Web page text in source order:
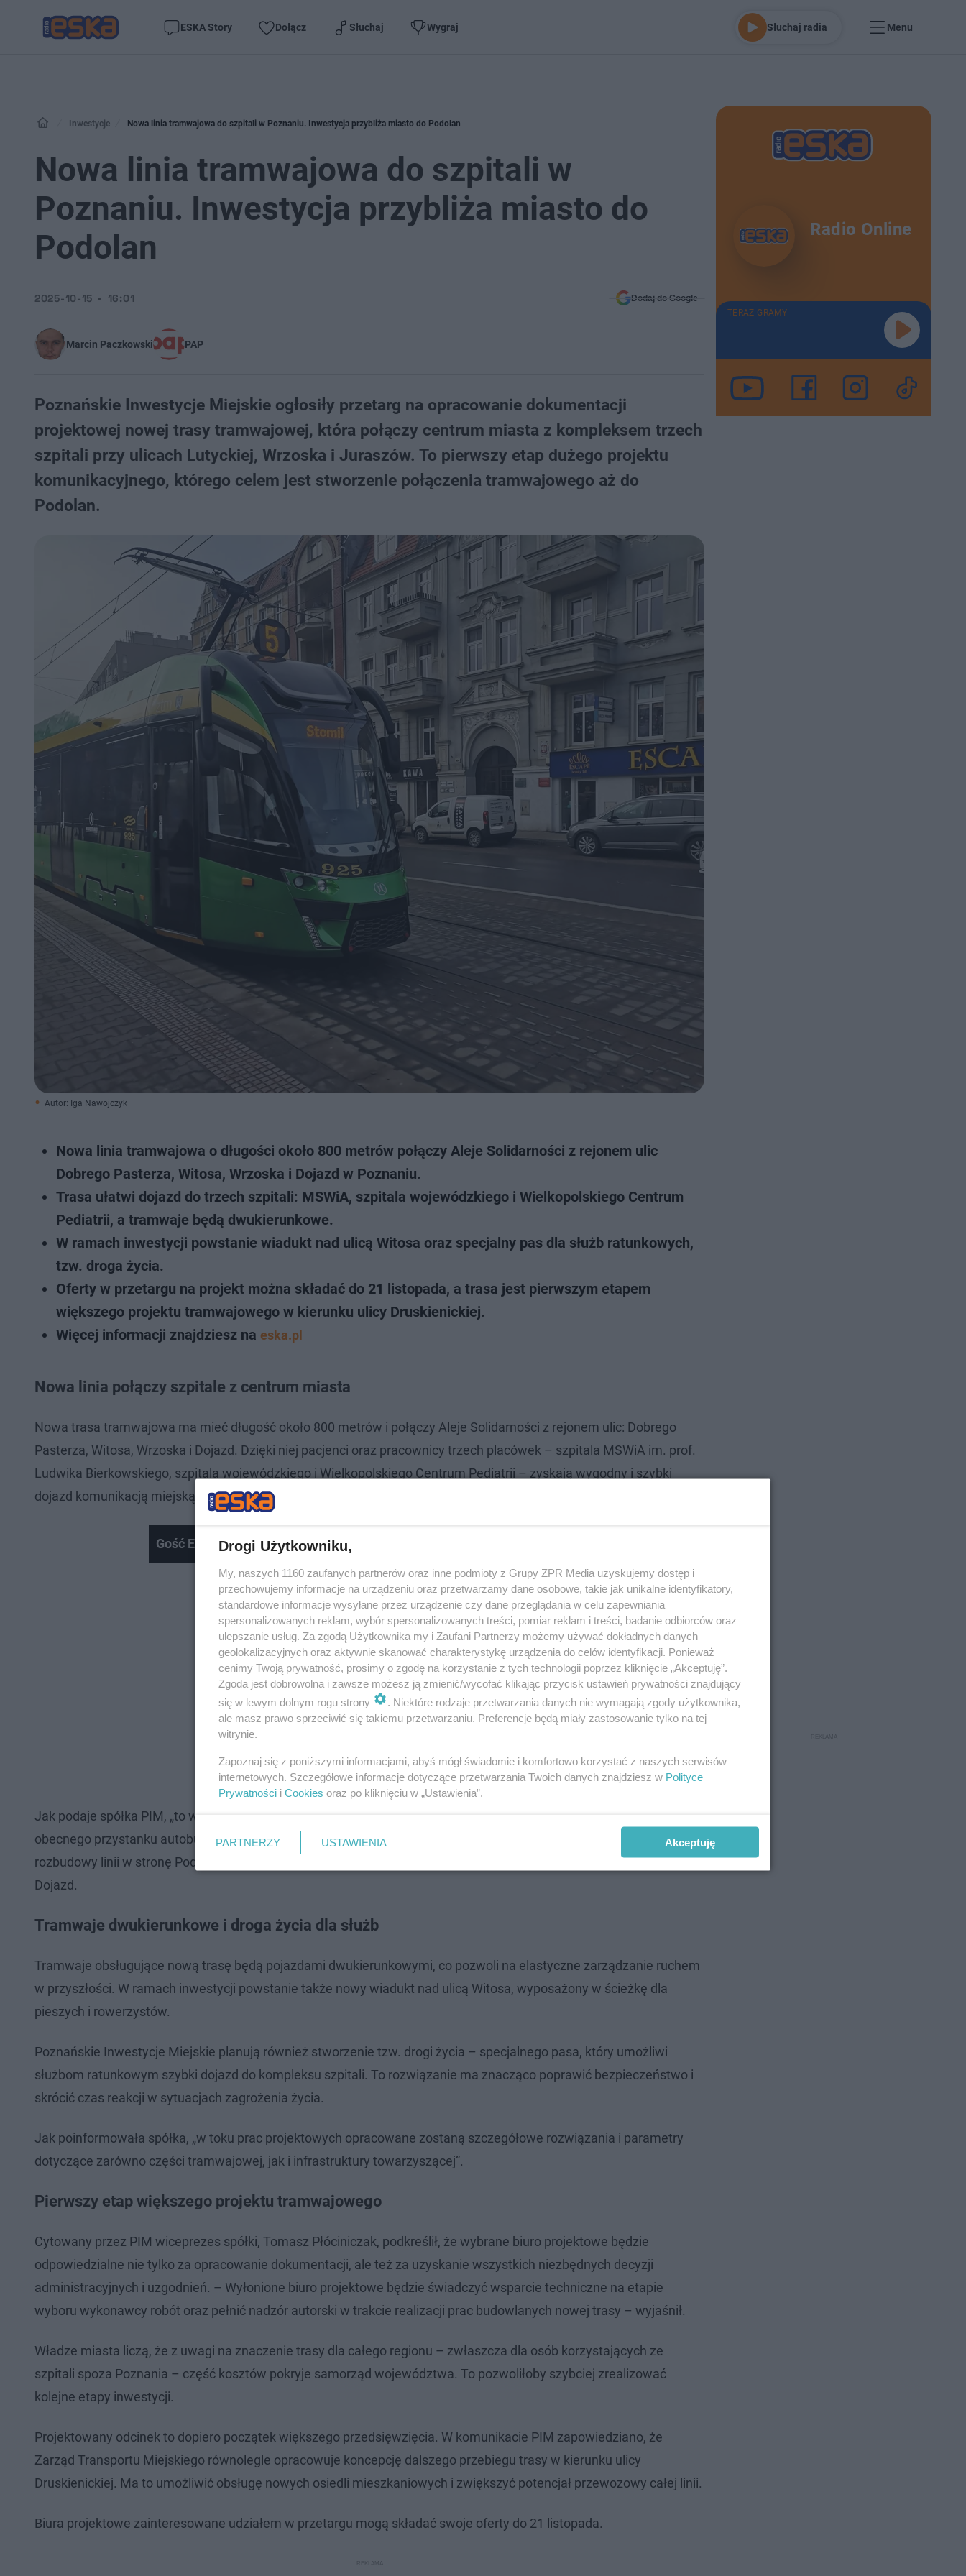
ESKA Story Dołącz Słuchaj Wygraj Słuchaj radia Menu
Inwestycje Nowa linia tramwajowa do szpitali w Poznaniu. Inwestycja przybliża miasto do Podolan
Nowa linia tramwajowa do szpitali w
Poznaniu. Inwestycja przybliża miasto do
Podolan
Marcin Paczkowski PAP
2025-10-15 16:01 Dodaj do Google
Poznańskie Inwestycje Miejskie ogłosiły przetarg na opracowanie dokumentacji
projektowej nowej trasy tramwajowej, która połączy centrum miasta z kompleksem trzech
szpitali przy ulicach Lutyckiej, Wrzoska i Juraszów. To pierwszy etap dużego projektu
komunikacyjnego, którego celem jest stworzenie połączenia tramwajowego aż do
Podolan.
Autor: Iga Nawojczyk
Nowa linia tramwajowa o długości około 800 metrów połączy Aleje Solidarności z rejonem ulic
Dobrego Pasterza, Witosa, Wrzoska i Dojazd w Poznaniu.
Trasa ułatwi dojazd do trzech szpitali: MSWiA, szpitala wojewódzkiego i Wielkopolskiego Centrum
Pediatrii, a tramwaje będą dwukierunkowe.
W ramach inwestycji powstanie wiadukt nad ulicą Witosa oraz specjalny pas dla służb ratunkowych,
tzw. droga życia.
Oferty w przetargu na projekt można składać do 21 listopada, a trasa jest pierwszym etapem
większego projektu tramwajowego w kierunku ulicy Druskienickiej.
Więcej informacji znajdziesz na eska.pl
Nowa linia połączy szpitale z centrum miasta
Nowa trasa tramwajowa ma mieć długość około 800 metrów i połączy Aleje Solidarności z rejonem ulic: Dobrego
Pasterza, Witosa, Wrzoska i Dojazd. Dzięki niej pacjenci oraz pracownicy trzech placówek – szpitala MSWiA im. prof.
Ludwika Bierkowskiego, szpitala wojewódzkiego i Wielkopolskiego Centrum Pediatrii – zyskają wygodny i szybki
dojazd komunikacją miejską.
Gość Eski Poznań - Marcin Gołek, zastępca prezydenta Poznania
Jak podaje spółka PIM, „to właśnie przy ul. Wrzoska, na wysokości Wielkopolskiego Centrum Pediatrii, w rejonie
obecnego przystanku autobusowego, planowany jest przystanek końcowo-początkowy”. Ze względu na dalsze plany
rozbudowy linii w stronę Podolan, na tym etapie nie powstanie tradycyjna pętla. Torowisko zakończy się ślepo przy ul.
Dojazd.
Tramwaje dwukierunkowe i droga życia dla służb
Tramwaje obsługujące nową trasę będą pojazdami dwukierunkowymi, co pozwoli na elastyczne zarządzanie ruchem
w przyszłości. W ramach inwestycji powstanie także nowy wiadukt nad ulicą Witosa, wyposażony w ścieżkę dla
pieszych i rowerzystów.
Poznańskie Inwestycje Miejskie planują również stworzenie tzw. drogi życia – specjalnego pasa, który umożliwi
służbom ratunkowym szybki dojazd do kompleksu szpitali. To rozwiązanie ma znacząco poprawić bezpieczeństwo i
skrócić czas reakcji w sytuacjach zagrożenia życia.
Jak poinformowała spółka, „w toku prac projektowych opracowane zostaną szczegółowe rozwiązania i parametry
dotyczące zarówno części tramwajowej, jak i infrastruktury towarzyszącej”.
Pierwszy etap większego projektu tramwajowego
Cytowany przez PIM wiceprezes spółki, Tomasz Płóciniczak, podkreślił, że wybrane biuro projektowe będzie
odpowiedzialne nie tylko za opracowanie dokumentacji, ale też za uzyskanie wszystkich niezbędnych decyzji
administracyjnych i uzgodnień. – Wyłonione biuro projektowe będzie świadczyć wsparcie techniczne na etapie
wyboru wykonawcy robót oraz pełnić nadzór autorski w trakcie realizacji prac budowlanych nowej trasy – wyjaśnił.
Władze miasta liczą, że z uwagi na znaczenie trasy dla całego regionu – zwłaszcza dla osób korzystających ze
szpitali spoza Poznania – część kosztów pokryje samorząd województwa. To pozwoliłoby szybciej zrealizować
kolejne etapy inwestycji.
Projektowany odcinek to dopiero początek większego przedsięwzięcia. W komunikacie PIM zapowiedziano, że
Zarząd Transportu Miejskiego równolegle opracowuje koncepcję dalszego przebiegu trasy w kierunku ulicy
Druskienickiej. Ma to umożliwić obsługę nowych osiedli mieszkaniowych i zwiększyć potencjał przewozowy całej linii.
Biura projektowe zainteresowane udziałem w przetargu mogą składać swoje oferty do 21 listopada.
Radio Online
TERAZ GRAMY
Drogi Użytkowniku,
My, naszych 1160 zaufanych partnerów oraz inne podmioty z Grupy ZPR Media uzyskujemy dostęp i
przechowujemy informacje na urządzeniu oraz przetwarzamy dane osobowe, takie jak unikalne identyfikatory,
standardowe informacje wysyłane przez urządzenie czy dane przeglądania w celu zapewniania
spersonalizowanych reklam, wybór spersonalizowanych treści, pomiar reklam i treści, badanie odbiorców oraz
ulepszanie usług. Za zgodą Użytkownika my i Zaufani Partnerzy możemy używać dokładnych danych
geolokalizacyjnych oraz aktywnie skanować charakterystykę urządzenia do celów identyfikacji. Ponieważ
cenimy Twoją prywatność, prosimy o zgodę na korzystanie z tych technologii poprzez kliknięcie „Akceptuję”.
Zgoda jest dobrowolna i zawsze możesz ją zmienić/wycofać klikając przycisk ustawień prywatności znajdujący
się w lewym dolnym rogu strony
. Niektóre rodzaje przetwarzania danych nie wymagają zgody użytkownika,
ale masz prawo sprzeciwić się takiemu przetwarzaniu. Preferencje będą miały zastosowanie tylko na tej
witrynie.
Zapoznaj się z poniższymi informacjami, abyś mógł świadomie i komfortowo korzystać z naszych serwisów
internetowych. Szczegółowe informacje dotyczące przetwarzania Twoich danych znajdziesz w Polityce
Prywatności i Cookies oraz po kliknięciu w „Ustawienia”.
PARTNERZY USTAWIENIA Akceptuję